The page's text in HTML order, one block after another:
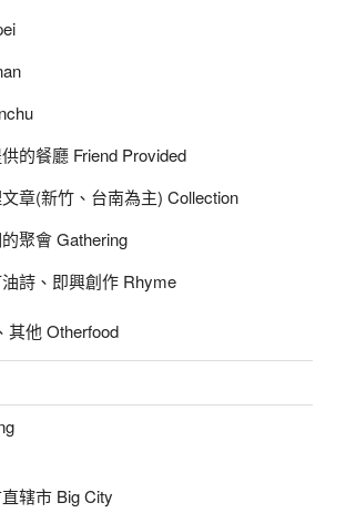
的餐廳 Friend Provided
章(新竹、台南為主) Collection
聚會 Gathering
詩、即興創作 Rhyme
其他 Otherfood
辖市 Big City